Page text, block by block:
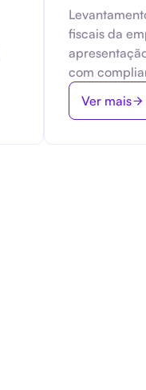
fiscais da
com
Ver mais